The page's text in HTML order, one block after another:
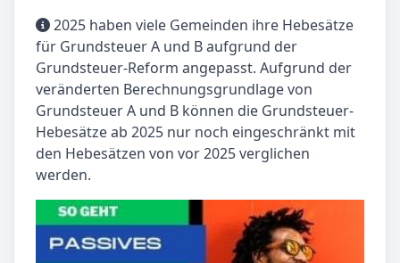
2025 haben viele Gemeinden ihre Hebesätze
für Grundsteuer A und B aufgrund der
Grundsteuer-Reform angepasst. Aufgrund der
veränderten Berechnungsgrundlage von
Grundsteuer A und B können die Grundsteuer-
Hebesätze ab 2025 nur noch eingeschränkt mit
den Hebesätzen von vor 2025 verglichen
werden.